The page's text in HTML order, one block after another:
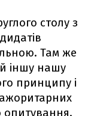
столу з
Там же
іншу нашу
принципу і
опитування.